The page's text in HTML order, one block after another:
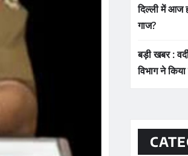
दिल्ली में आज
गाज?
बड़ी खबर :
विभाग ने किया